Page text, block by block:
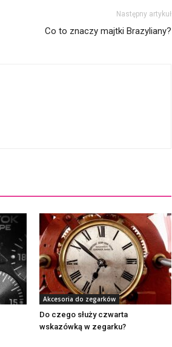
Następny artykuł
Co to znaczy majtki Brazyliany?
Akcesoria do zegarków
Do czego służy czwarta
wskazówką w zegarku?